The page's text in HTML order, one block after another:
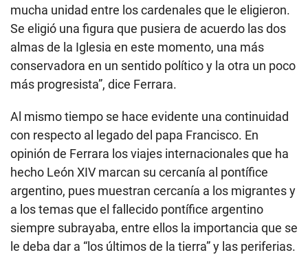
mucha unidad entre los cardenales que le eligieron.
Se eligió una figura que pusiera de acuerdo las dos
almas de la Iglesia en este momento, una más
conservadora en un sentido político y la otra un poco
más progresista”, dice Ferrara.
Al mismo tiempo se hace evidente una continuidad
con respecto al legado del papa Francisco. En
opinión de Ferrara los viajes internacionales que ha
hecho León XIV marcan su cercanía al pontífice
argentino, pues muestran cercanía a los migrantes y
a los temas que el fallecido pontífice argentino
siempre subrayaba, entre ellos la importancia que se
le deba dar a “los últimos de la tierra” y las periferias.